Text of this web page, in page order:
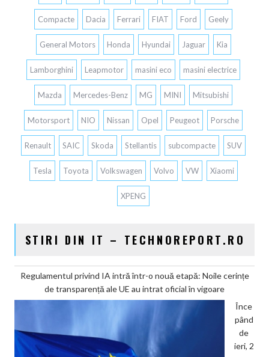
Compacte Dacia Ferrari FIAT Ford Geely
General Motors Honda Hyundai Jaguar Kia
Lamborghini Leapmotor masini eco masini electrice
Mazda Mercedes-Benz MG MINI Mitsubishi
Motorsport NIO Nissan Opel Peugeot Porsche
Renault SAIC Skoda Stellantis subcompacte SUV
Tesla Toyota Volkswagen Volvo VW Xiaomi
XPENG
STIRI DIN IT – TECHNOREPORT.RO
Regulamentul privind IA intră într-o nouă etapă: Noile cerințe
de transparență ale UE au intrat oficial în vigoare
Înce
pând
de
ieri, 2